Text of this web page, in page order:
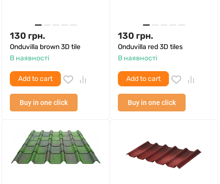
130 грн.
Onduvilla brown 3D tile
В наявності
Add to cart
Buy in one click
130 грн.
Onduvilla red 3D tiles
В наявності
Add to cart
Buy in one click